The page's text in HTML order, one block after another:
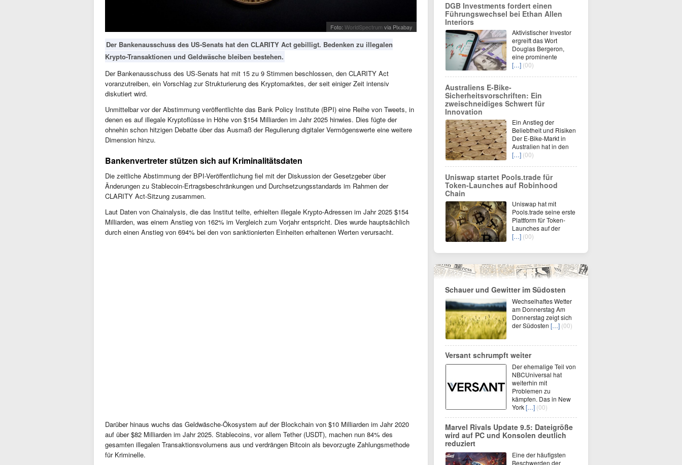
Foto: WorldSpectrum via Pixabay
Der Bankenausschuss des US-Senats hat den CLARITY Act gebilligt. Bedenken zu illegalen
Krypto-Transaktionen und Geldwäsche bleiben bestehen.
Der Bankenausschuss des US-Senats hat mit 15 zu 9 Stimmen beschlossen, den CLARITY Act
voranzutreiben, ein Vorschlag zur Strukturierung des Kryptomarktes, der seit einiger Zeit intensiv
diskutiert wird.
Unmittelbar vor der Abstimmung veröffentlichte das Bank Policy Institute (BPI) eine Reihe von Tweets, in
denen es auf illegale Kryptoflüsse in Höhe von $154 Milliarden im Jahr 2025 hinwies. Dies fügte der
ohnehin schon hitzigen Debatte über das Ausmaß der Regulierung digitaler Vermögenswerte eine weitere
Dimension hinzu.
Bankenvertreter stützen sich auf Kriminalitätsdaten
Die zeitliche Abstimmung der BPI-Veröffentlichung fiel mit der Diskussion der Gesetzgeber über
Änderungen zu Stablecoin-Ertragsbeschränkungen und Durchsetzungsstandards im Rahmen der
CLARITY Act-Sitzung zusammen.
Laut Daten von Chainalysis, die das Institut teilte, erhielten illegale Krypto-Adressen im Jahr 2025 $154
Milliarden, was einem Anstieg von 162% im Vergleich zum Vorjahr entspricht. Dies wurde hauptsächlich
durch einen Anstieg von 694% bei den von sanktionierten Einheiten erhaltenen Werten verursacht.
Darüber hinaus wuchs das Geldwäsche-Ökosystem auf der Blockchain von $10 Milliarden im Jahr 2020
auf über $82 Milliarden im Jahr 2025. Stablecoins, vor allem Tether (USDT), machen nun 84% des
gesamten illegalen Transaktionsvolumens aus und verdrängen Bitcoin als bevorzugte Zahlungsmethode
für Kriminelle.
DGB Investments fordert einen
Führungswechsel bei Ethan Allen
Interiors
Aktivistischer Investor
ergreift das Wort
Douglas Bergeron,
eine prominente
[…] (00)
Australiens E-Bike-
Sicherheitsvorschriften: Ein
zweischneidiges Schwert für
Innovation
Ein Anstieg der
Beliebtheit und Risiken
Der E-Bike-Markt in
Australien hat in den
[…] (00)
Uniswap startet Pools.trade für
Token-Launches auf Robinhood
Chain
Uniswap hat mit
Pools.trade seine erste
Plattform für Token-
Launches auf der
[…] (00)
Schauer und Gewitter im Südosten
Wechselhaftes Wetter
am Donnerstag Am
Donnerstag zeigt sich
der Südosten […] (00)
Versant schrumpft weiter
Der ehemalige Teil von
NBCUniversal hat
weiterhin mit
Problemen zu
kämpfen. Das in New
York[…] (00)
Marvel Rivals Update 9.5: Dateigröße
wird auf PC und Konsolen deutlich
reduziert
Eine der häufigsten
Beschwerden der